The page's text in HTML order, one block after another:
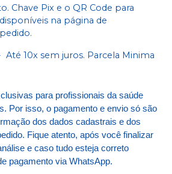
Chave Pix e o QR Code para
na página de
Até 10x sem juros. Parcela Minima
para profissionais da saúde
Por isso, o pagamento e envio só são
dos dados cadastrais e dos
Fique atento, após você finalizar
e caso tudo esteja correto
pagamento via WhatsApp.